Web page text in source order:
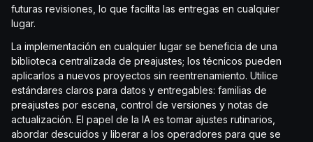
futuras revisiones, lo que facilita las entregas en cualquier
lugar.
La implementación en cualquier lugar se beneficia de una
biblioteca centralizada de preajustes; los técnicos pueden
aplicarlos a nuevos proyectos sin reentrenamiento. Utilice
estándares claros para datos y entregables: familias de
preajustes por escena, control de versiones y notas de
actualización. El papel de la IA es tomar ajustes rutinarios,
abordar descuidos y liberar a los operadores para que se